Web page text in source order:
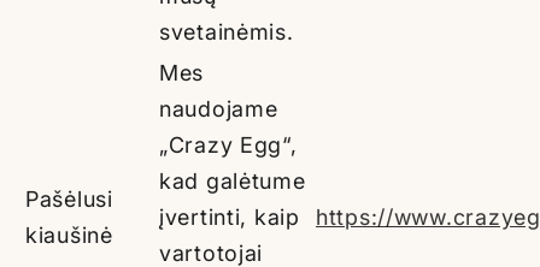
svetainėmis.
Pašėlusi
kiaušinė
Mes
naudojame
„Crazy Egg“,
kad galėtume
įvertinti, kaip
vartotojai
https://